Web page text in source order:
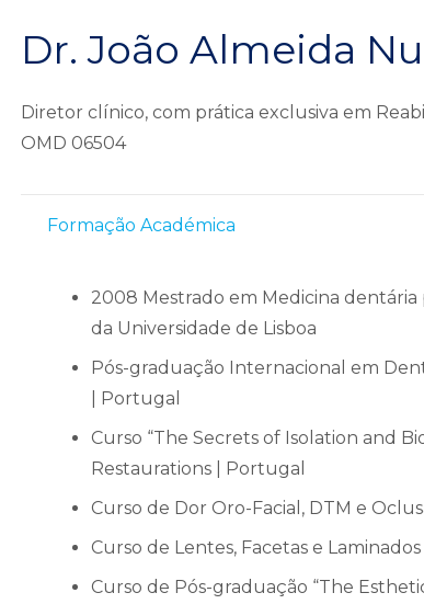
Dr. João Almeida
Diretor clínico, com prática exclusiva em
OMD 06504
Formação Académica
2008 Mestrado em Medicina
da Universidade de Lisboa
Pós-graduação Internacional em
| Portugal
Curso “The Secrets of Isolation and
Restaurations | Portugal
Curso de Dor Oro-Facial, DTM e
Curso de Lentes, Facetas e
Curso de Pós-graduação “The